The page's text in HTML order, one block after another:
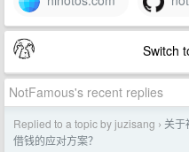
Switch
NotFamous's recent replies
Replied to a topic by juzisang › 关于
借钱的应对方案？